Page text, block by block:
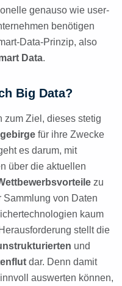
genauso wie user-
benötigen
Data-Prinzip, also
Data.
Big Data?
zum Ziel, dieses stetig
für ihre Zwecke
es darum, mit
über die aktuellen
zu
von Daten
kaum
stellt die
und
dar. Denn damit
auswerten können,